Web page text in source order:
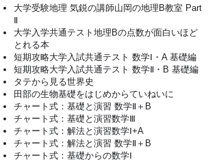
大学受験地理 気鋭の講師山岡の地理B教室 Part
Ⅱ
大学入学共通テスト地理Bの点数が面白いほど
とれる本
短期攻略大学入試共通テスト 数学Ⅰ・A 基礎編
短期攻略大学入試共通テスト 数学Ⅱ・B 基礎編
タテから見る世界史
田部の生物基礎をはじめからていねいに
チャート式：基礎と演習 数学Ⅱ＋B
チャート式：基礎と演習数学Ⅲ
チャート式：解法と演習数学Ⅰ+A
チャート式：解法と演習 数学Ⅱ＋B
チャート式：基礎からの数学Ⅰ